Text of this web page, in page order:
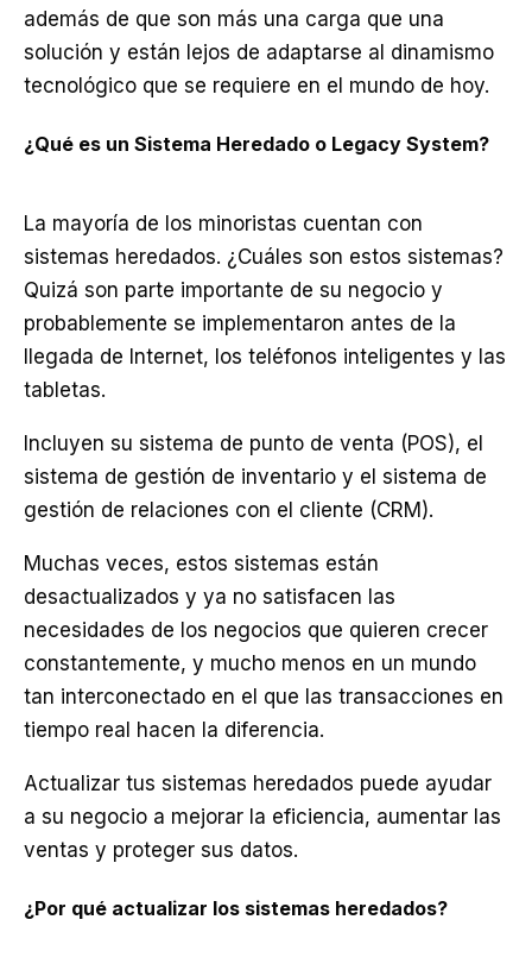
además de que son más una carga que una
solución y están lejos de adaptarse al dinamismo
tecnológico que se requiere en el mundo de hoy.
¿Qué es un Sistema Heredado o Legacy System?
La mayoría de los minoristas cuentan con
sistemas heredados. ¿Cuáles son estos sistemas?
Quizá son parte importante de su negocio y
probablemente se implementaron antes de la
llegada de Internet, los teléfonos inteligentes y las
tabletas.
Incluyen su sistema de punto de venta (POS), el
sistema de gestión de inventario y el sistema de
gestión de relaciones con el cliente (CRM).
Muchas veces, estos sistemas están
desactualizados y ya no satisfacen las
necesidades de los negocios que quieren crecer
constantemente, y mucho menos en un mundo
tan interconectado en el que las transacciones en
tiempo real hacen la diferencia.
Actualizar tus sistemas heredados puede ayudar
a su negocio a mejorar la eficiencia, aumentar las
ventas y proteger sus datos.
¿Por qué actualizar los sistemas heredados?